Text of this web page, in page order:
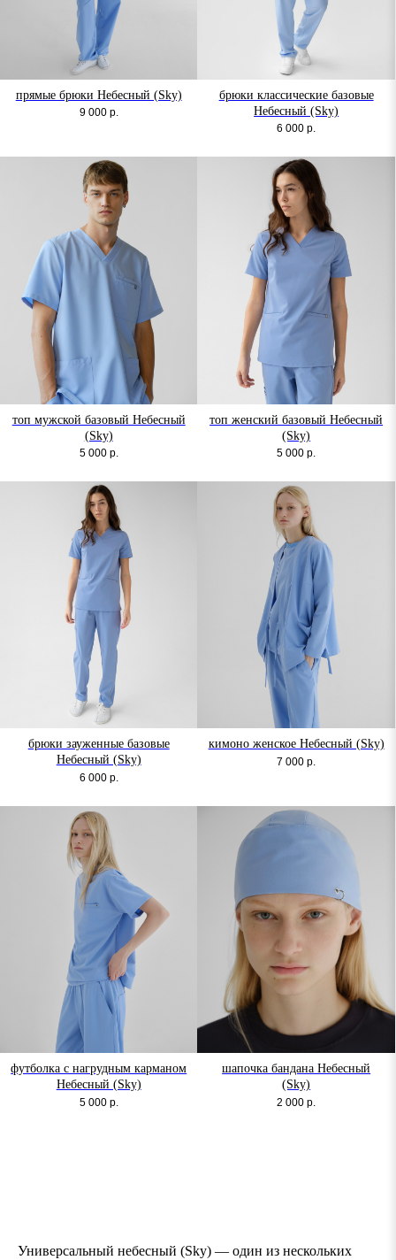
прямые брюки Небесный (Sky)
9 000 р.
брюки классические базовые
Небесный (Sky)
6 000 р.
топ мужской базовый Небесный
(Sky)
5 000 р.
топ женский базовый Небесный
(Sky)
5 000 р.
брюки зауженные базовые
Небесный (Sky)
6 000 р.
кимоно женское Небесный (Sky)
7 000 р.
футболка с нагрудным карманом
Небесный (Sky)
5 000 р.
шапочка бандана Небесный
(Sky)
2 000 р.
Универсальный небесный (Sky) — один из нескольких